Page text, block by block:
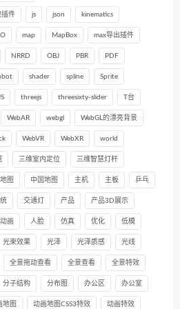
插件 js json kinematics
map MapBox max导出插件
NRRD OBJ PBR PDF
shader spline Sprite
threejs threesixty-slider T台
WebAR webgl WebGL的漂亮背景
WebVR WebXR world
三维室内定位 三维智慧灯杆
图 中国地图 主机 主板 乒乓
交通灯 产品 产品3D展示
画 人脸 仿真 优化 低模
光束效果 光泽 光泽质感 光线
全景拖动查看 全景查看 全景特效
分子结构 分布图 办公区 办公室
地图 动画地图CSS3特效 动画特效